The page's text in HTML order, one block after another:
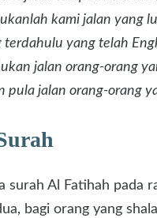
kami jalan yang
terdahulu yang telah
jalan orang-orang
pula jalan orang-orang
surah Al Fatihah pada
bagi orang yang